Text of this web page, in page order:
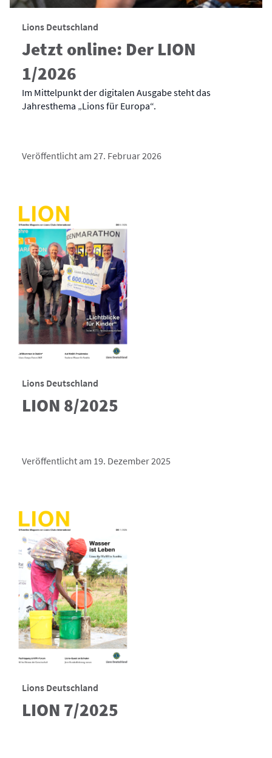
Lions Deutschland
Jetzt online: Der LION
1/2026
Im Mittelpunkt der digitalen Ausgabe steht das
Jahresthema „Lions für Europa“.
Veröffentlicht am 27. Februar 2026
Lions Deutschland
LION 8/2025
Veröffentlicht am 19. Dezember 2025
Lions Deutschland
LION 7/2025